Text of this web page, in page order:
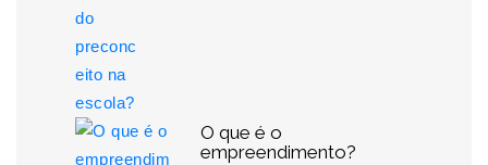
O que é o
empreendimento?